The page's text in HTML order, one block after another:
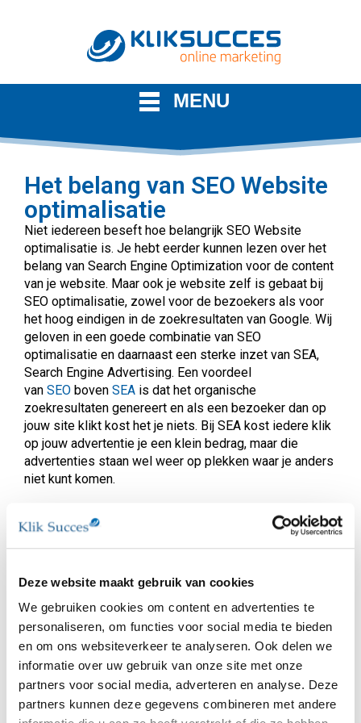
Deze website maakt gebruik van cookies
We gebruiken cookies om content en advertenties te
personaliseren, om functies voor social media te bieden
en om ons websiteverkeer te analyseren. Ook delen we
informatie over uw gebruik van onze site met onze
partners voor social media, adverteren en analyse. Deze
partners kunnen deze gegevens combineren met andere
MENU
Het belang van SEO Website
optimalisatie
Niet iedereen beseft hoe belangrijk SEO Website
optimalisatie is. Je hebt eerder kunnen lezen over het
belang van Search Engine Optimization voor de content
van je website. Maar ook je website zelf is gebaat bij
SEO optimalisatie, zowel voor de bezoekers als voor
het hoog eindigen in de zoekresultaten van Google. Wij
geloven in een goede combinatie van SEO
optimalisatie en daarnaast een sterke inzet van SEA,
Search Engine Advertising. Een voordeel
van SEO boven SEA is dat het organische
zoekresultaten genereert en als een bezoeker dan op
jouw site klikt kost het je niets. Bij SEA kost iedere klik
op jouw advertentie je een klein bedrag, maar die
advertenties staan wel weer op plekken waar je anders
niet kunt komen.
Hoe SEO Website
optimalisatie werkt
op goede vindbaarheid bij zoekmachines, maar ook op
leesbaarheid door bezoekers. Een van de punten hierbij
is het gebruik van paragrafen. Dit vergroot de
leesbaarheid, maar ook voor zoekmachines als Google
is dit een manier om een beeld te krijgen van je
website. Hierbij is het gebruik van de juiste html-tags
essentieel. Voor de teksten geldt dat ze voor SEO
geschreven moeten worden. Hierbij gebruik je de juiste